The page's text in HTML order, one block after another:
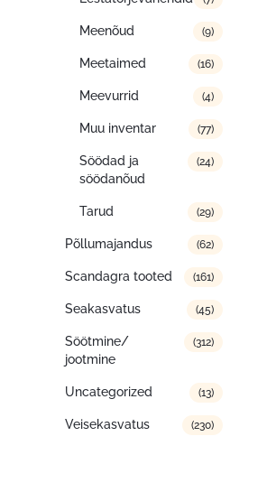
Meenõud (9)
Meetaimed (16)
Meevurrid (4)
Muu inventar (77)
Söödad ja
söödanõud
(24)
Tarud (29)
Põllumajandus (62)
Scandagra tooted (161)
Seakasvatus (45)
Söötmine/
jootmine
(312)
Uncategorized (13)
Veisekasvatus (230)